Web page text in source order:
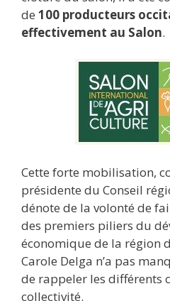
de 100 producteurs
effectivement au Salon.
Cette forte mobilisation,
présidente du Conseil
dénote de la volonté de
des premiers piliers du
économique de la région
Carole Delga n’a pas
de rappeler les différents
collectivité.